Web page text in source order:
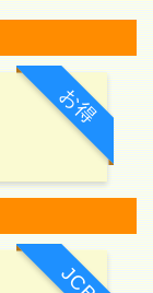
お得